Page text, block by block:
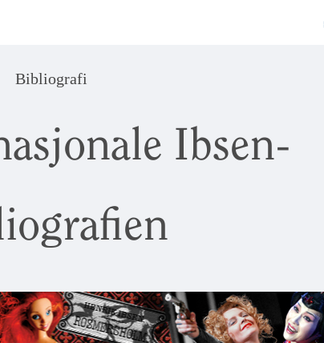
Bibliografi
Ibsen-